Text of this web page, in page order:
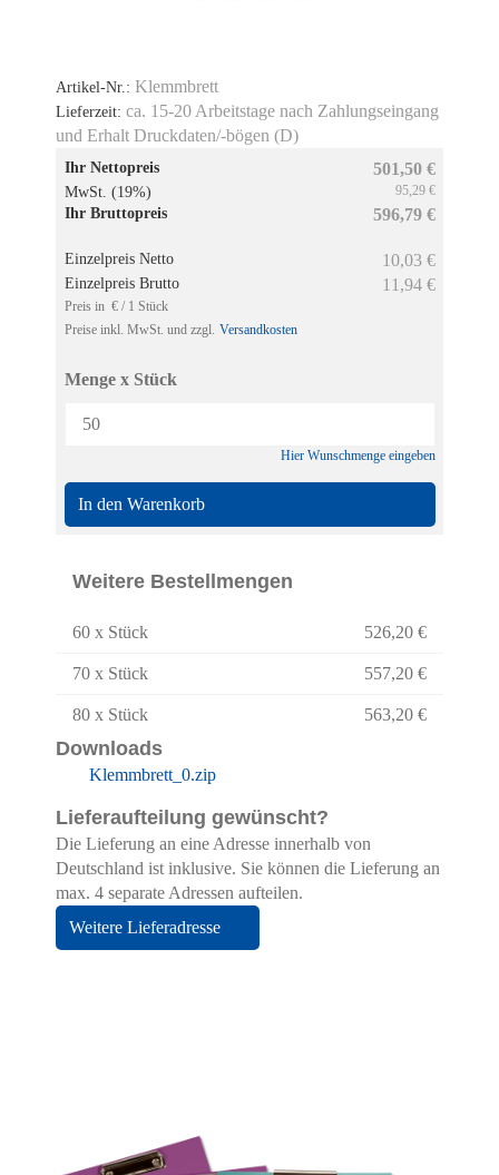
Artikel-Nr.: Klemmbrett
Lieferzeit: ca. 15-20 Arbeitstage nach Zahlungseingang
und Erhalt Druckdaten/-bögen (D)
Ihr Nettopreis 501,50 €
MwSt. (19%) 95,29 €
Ihr Bruttopreis 596,79 €
Einzelpreis Netto 10,03 €
Einzelpreis Brutto 11,94 €
Preis in € / 1 Stück
Preise inkl. MwSt. und zzgl. Versandkosten
Menge x Stück
Hier Wunschmenge eingeben
In den Warenkorb
Weitere Bestellmengen
60 x Stück 526,20 €
70 x Stück 557,20 €
80 x Stück 563,20 €
Downloads
Klemmbrett_0.zip
Lieferaufteilung gewünscht?
Die Lieferung an eine Adresse innerhalb von
Deutschland ist inklusive. Sie können die Lieferung an
max. 4 separate Adressen aufteilen.
Weitere Lieferadresse